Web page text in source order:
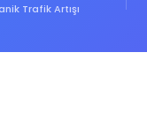
Trafik Artışı